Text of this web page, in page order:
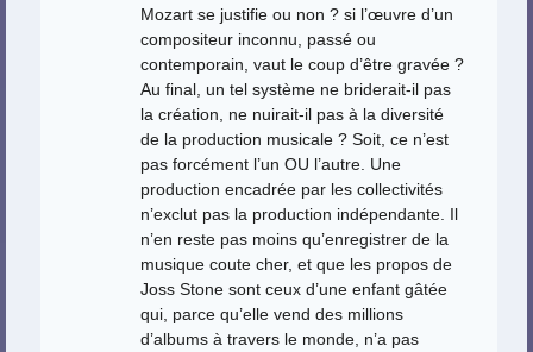
Mozart se justifie ou non ? si l’œuvre d’un
compositeur inconnu, passé ou
contemporain, vaut le coup d’être gravée ?
Au final, un tel système ne briderait-il pas
la création, ne nuirait-il pas à la diversité
de la production musicale ? Soit, ce n’est
pas forcément l’un OU l’autre. Une
production encadrée par les collectivités
n’exclut pas la production indépendante. Il
n’en reste pas moins qu’enregistrer de la
musique coute cher, et que les propos de
Joss Stone sont ceux d’une enfant gâtée
qui, parce qu’elle vend des millions
d’albums à travers le monde, n’a pas